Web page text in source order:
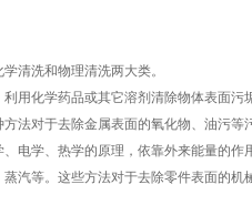
清洗和物理清洗两大类。
用化学药品或其它溶剂清除物体表面
法对于去除金属表面的氧化物、油污等
电学、热学的原理，依靠外来能量的
汽等。这些方法对于去除零件表面的机